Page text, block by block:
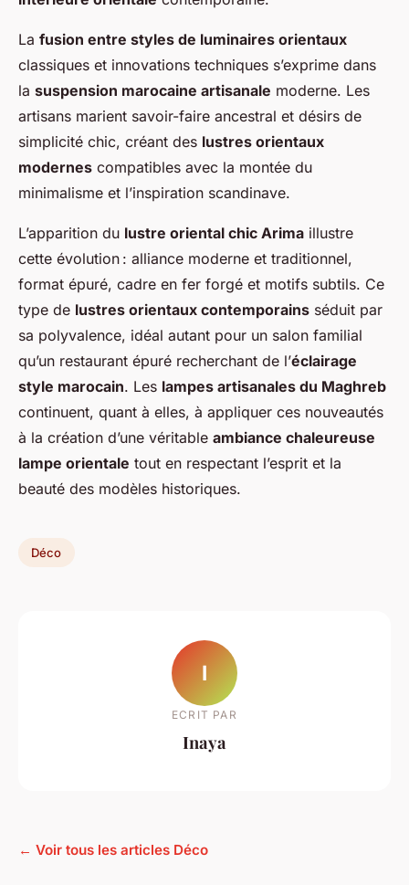
La fusion entre styles de luminaires orientaux
classiques et innovations techniques s’exprime dans
la suspension marocaine artisanale moderne. Les
artisans marient savoir-faire ancestral et désirs de
simplicité chic, créant des lustres orientaux
modernes compatibles avec la montée du
minimalisme et l’inspiration scandinave.
L’apparition du lustre oriental chic Arima illustre
cette évolution : alliance moderne et traditionnel,
format épuré, cadre en fer forgé et motifs subtils. Ce
type de lustres orientaux contemporains séduit par
sa polyvalence, idéal autant pour un salon familial
qu’un restaurant épuré recherchant de l’éclairage
style marocain. Les lampes artisanales du Maghreb
continuent, quant à elles, à appliquer ces nouveautés
à la création d’une véritable ambiance chaleureuse
lampe orientale tout en respectant l’esprit et la
beauté des modèles historiques.
Déco
I
ECRIT PAR
Inaya
← Voir tous les articles Déco